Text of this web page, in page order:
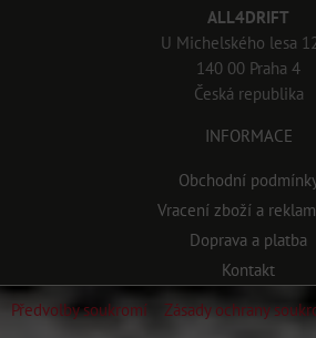
ALL4DRIFT
U Michelského lesa
140 00 Praha 4
Česká republika
INFORMACE
Obchodní
Vracení zboží a
Doprava a platba
Kontakt
Předvolby soukromí
Zásady ochrany